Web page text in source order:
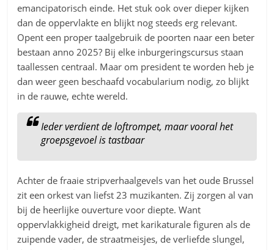
emancipatorisch einde. Het stuk ook over dieper kijken
dan de oppervlakte en blijkt nog steeds erg relevant.
Opent een proper taalgebruik de poorten naar een beter
bestaan anno 2025? Bij elke inburgeringscursus staan
taallessen centraal. Maar om president te worden heb je
dan weer geen beschaafd vocabularium nodig, zo blijkt
in de rauwe, echte wereld.
Ieder verdient de loftrompet, maar vooral het
groepsgevoel is tastbaar
Achter de fraaie stripverhaalgevels van het oude Brussel
zit een orkest van liefst 23 muzikanten. Zij zorgen al van
bij de heerlijke ouverture voor diepte. Want
oppervlakkigheid dreigt, met karikaturale figuren als de
zuipende vader, de straatmeisjes, de verliefde slungel,